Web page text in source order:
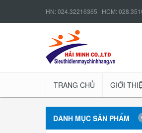
HN: 024.32216365 HCM:
TRANG CHỦ GIỚI
DANH MỤC SẢN PHẨM